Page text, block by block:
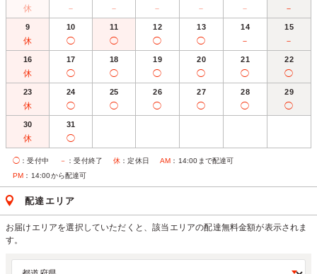
休 － － － － － －
9
休
10
◯
11
◯
12
◯
13
◯
14
－
15
－
16
休
17
◯
18
◯
19
◯
20
◯
21
◯
22
◯
23
休
24
◯
25
◯
26
◯
27
◯
28
◯
29
◯
30
休
31
◯
◯ ：受付中 － ：受付終了 休 ：定休日 AM ：14:00まで配達可
PM ：14:00から配達可
配達エリア
お届けエリアを選択していただくと、該当エリアの配達無料金額が表示されま
す。